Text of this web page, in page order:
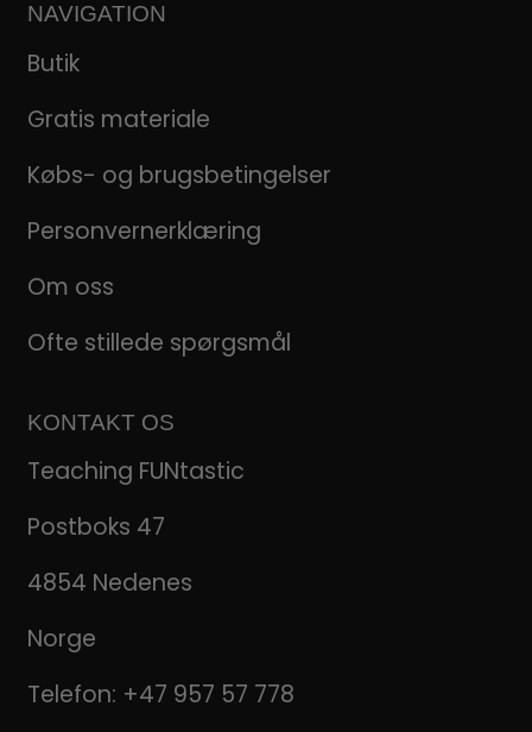
NAVIGATION
Butik
Gratis materiale
Købs- og brugsbetingelser
Personvernerklæring
Om oss
Ofte stillede spørgsmål
KONTAKT OS
Teaching FUNtastic
Postboks 47
4854 Nedenes
Norge
Telefon: +47 957 57 778